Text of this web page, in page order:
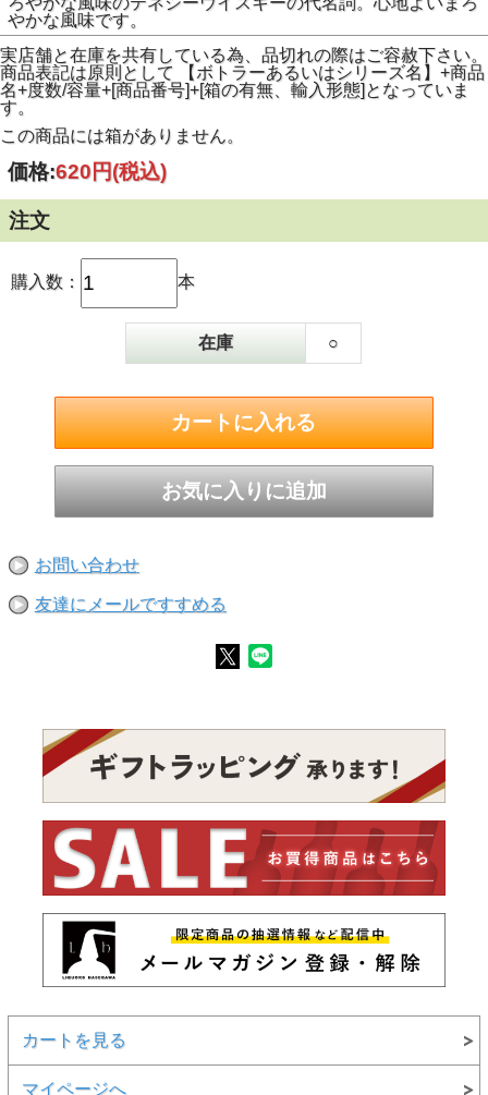
やかな風味です。
実店舗と在庫を共有している為、品切れの際はご容赦下さい。
商品表記は原則として 【ボトラーあるいはシリーズ名】+商品
名+度数/容量+[商品番号]+[箱の有無、輸入形態]となっていま
す。
この商品には箱がありません。
価格:620円(税込)
注文
購入数： 本
在庫 ○
お問い合わせ
友達にメールですすめる
カートを見る
マイページへ